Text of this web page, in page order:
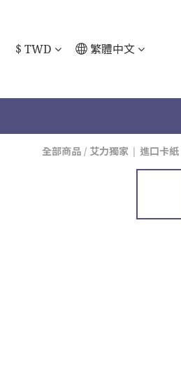
$ TWD 繁體中文
全部商品 / 艾力獨家 | 進口卡紙